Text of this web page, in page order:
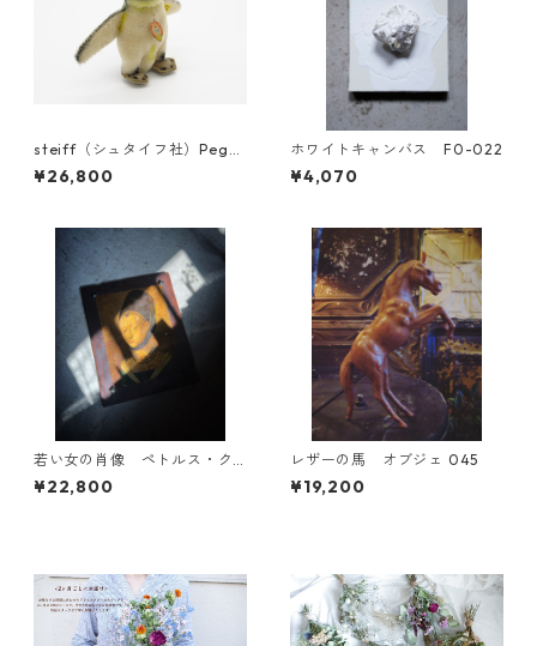
steiff（シュタイフ社）Pegg
y オブジェ 052
¥26,800
ホワイトキャンバス F0-022
¥4,070
若い女の肖像 ペトルス・ク
リストゥス オブジェ 056
¥22,800
レザーの馬 オブジェ 045
¥19,200